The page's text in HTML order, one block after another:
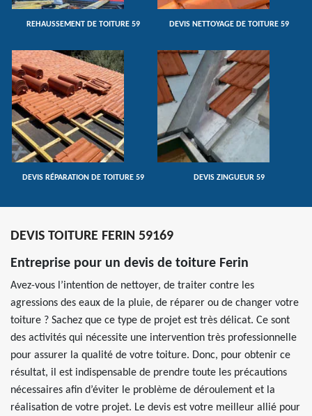
REHAUSSEMENT DE TOITURE 59 DEVIS NETTOYAGE DE TOITURE 59
DEVIS RÉPARATION DE TOITURE 59 DEVIS ZINGUEUR 59
DEVIS TOITURE FERIN 59169
Entreprise pour un devis de toiture Ferin
Avez-vous l’intention de nettoyer, de traiter contre les
agressions des eaux de la pluie, de réparer ou de changer votre
toiture ? Sachez que ce type de projet est très délicat. Ce sont
des activités qui nécessite une intervention très professionnelle
pour assurer la qualité de votre toiture. Donc, pour obtenir ce
résultat, il est indispensable de prendre toute les précautions
nécessaires afin d’éviter le problème de déroulement et la
réalisation de votre projet. Le devis est votre meilleur allié pour